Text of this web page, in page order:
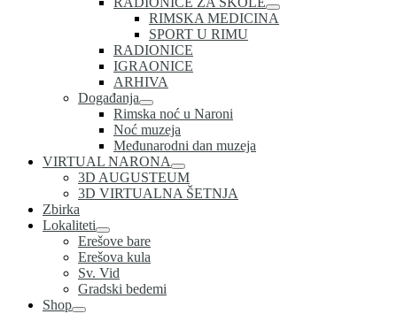
RIMSKA MEDICINA
SPORT U RIMU
RADIONICE
IGRAONICE
ARHIVA
Događanja
Rimska noć u Naroni
Noć muzeja
Međunarodni dan muzeja
VIRTUAL NARONA
3D AUGUSTEUM
3D VIRTUALNA ŠETNJA
Zbirka
Lokaliteti
Erešove bare
Erešova kula
Sv. Vid
Gradski bedemi
Shop